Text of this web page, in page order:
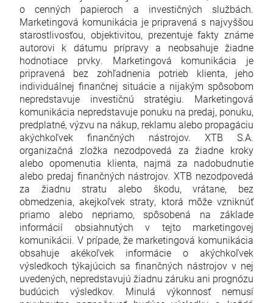
o cenných papieroch a investičných službách.
Marketingová komunikácia je pripravená s najvyššou
starostlivosťou, objektivitou, prezentuje fakty známe
autorovi k dátumu prípravy a neobsahuje žiadne
hodnotiace prvky. Marketingová komunikácia je
pripravená bez zohľadnenia potrieb klienta, jeho
individuálnej finančnej situácie a nijakým spôsobom
nepredstavuje investičnú stratégiu. Marketingová
komunikácia nepredstavuje ponuku na predaj, ponuku,
predplatné, výzvu na nákup, reklamu alebo propagáciu
akýchkoľvek finančných nástrojov. XTB S.A.
organizačná zložka nezodpovedá za žiadne kroky
alebo opomenutia klienta, najmä za nadobudnutie
alebo predaj finančných nástrojov. XTB nezodpovedá
za žiadnu stratu alebo škodu, vrátane, bez
obmedzenia, akejkoľvek straty, ktorá môže vzniknúť
priamo alebo nepriamo, spôsobená na základe
informácií obsiahnutých v tejto marketingovej
komunikácii. V prípade, že marketingová komunikácia
obsahuje akékoľvek informácie o akýchkoľvek
výsledkoch týkajúcich sa finančných nástrojov v nej
uvedených, nepredstavujú žiadnu záruku ani prognózu
budúcich výsledkov. Minulá výkonnosť nemusí